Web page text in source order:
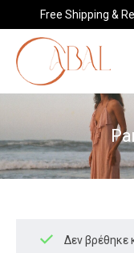
Free Shipping &
Δεν βρέθηκε